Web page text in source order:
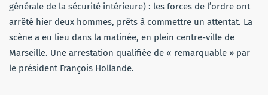
générale de la sécurité intérieure) : les forces de l’ordre ont
arrêté hier deux hommes, prêts à commettre un attentat. La
scène a eu lieu dans la matinée, en plein centre-ville de
Marseille. Une arrestation qualifiée de « remarquable » par
le président François Hollande.